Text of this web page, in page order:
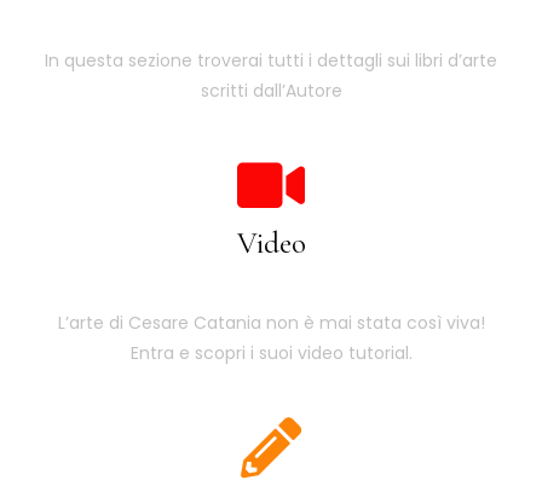
In questa sezione troverai tutti i dettagli sui libri d’arte
scritti dall’Autore
Video
L’arte di Cesare Catania non è mai stata così viva!
Entra e scopri i suoi video tutorial.